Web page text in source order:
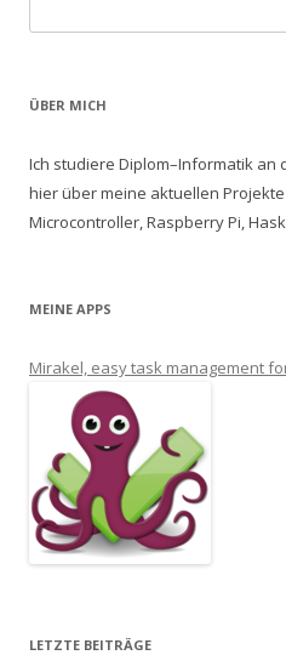
ÜBER MICH
Ich studiere Diplom–Informatik an
hier über meine aktuellen
Microcontroller, Raspberry Pi,
MEINE APPS
Mirakel, easy task management
LETZTE BEITRÄGE